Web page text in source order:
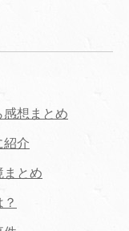
想まとめ
紹介
まとめ